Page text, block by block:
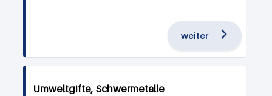
weiter
Umweltgifte, Schwermetalle